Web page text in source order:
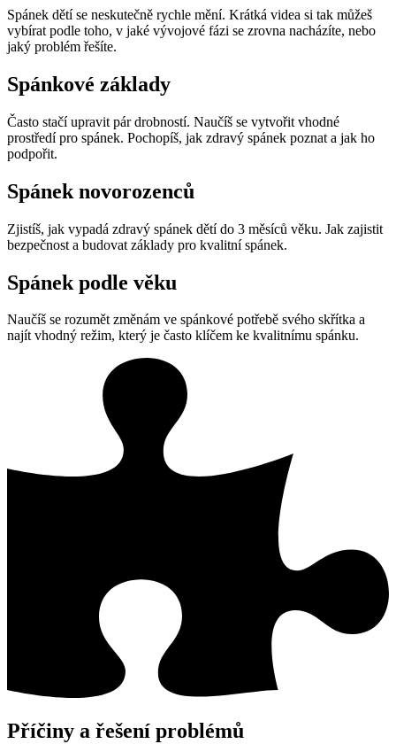
Spánek dětí se neskutečně rychle mění. Krátká videa si tak můžeš
vybírat podle toho, v jaké vývojové fázi se zrovna nacházíte, nebo
jaký problém řešíte.
Spánkové základy
Často stačí upravit pár drobností. Naučíš se vytvořit vhodné
prostředí pro spánek. Pochopíš, jak zdravý spánek poznat a jak ho
podpořit.
Spánek novorozenců
Zjistíš, jak vypadá zdravý spánek dětí do 3 měsíců věku. Jak zajistit
bezpečnost a budovat základy pro kvalitní spánek.
Spánek podle věku
Naučíš se rozumět změnám ve spánkové potřebě svého skřítka a
najít vhodný režim, který je často klíčem ke kvalitnímu spánku.
Příčiny a řešení problémů